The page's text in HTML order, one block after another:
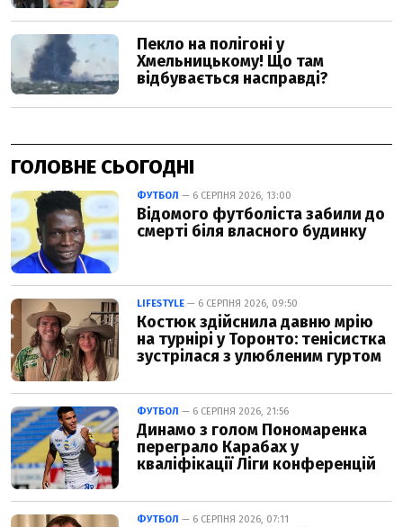
ГОЛОВНЕ СЬОГОДНІ
ФУТБОЛ — 6 СЕРПНЯ 2026, 13:00
Відомого футболіста забили до
смерті біля власного будинку
LIFESTYLE — 6 СЕРПНЯ 2026, 09:50
Костюк здійснила давню мрію
на турнірі у Торонто: тенісистка
зустрілася з улюбленим гуртом
ФУТБОЛ — 6 СЕРПНЯ 2026, 21:56
Динамо з голом Пономаренка
переграло Карабах у
кваліфікації Ліги конференцій
ФУТБОЛ — 6 СЕРПНЯ 2026, 07:11